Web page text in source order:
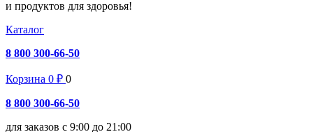
и продуктов для здоровья!
Каталог
8 800 300-66-50
Корзина 0 ₽ 0
8 800 300-66-50
для заказов с 9:00 до 21:00